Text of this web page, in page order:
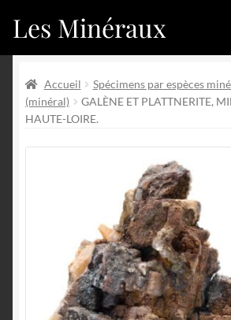
Aller
à
navigation
Aller
au
Les Minéraux
Catégories
Nouveautés
Français
Boutique
Nouveautés
Contactez-nous
Sites amis
Accueil Spécimens par espèces
(minéral)
GALÈNE ET PLATTNERITE,
HAUTE-LOIRE.